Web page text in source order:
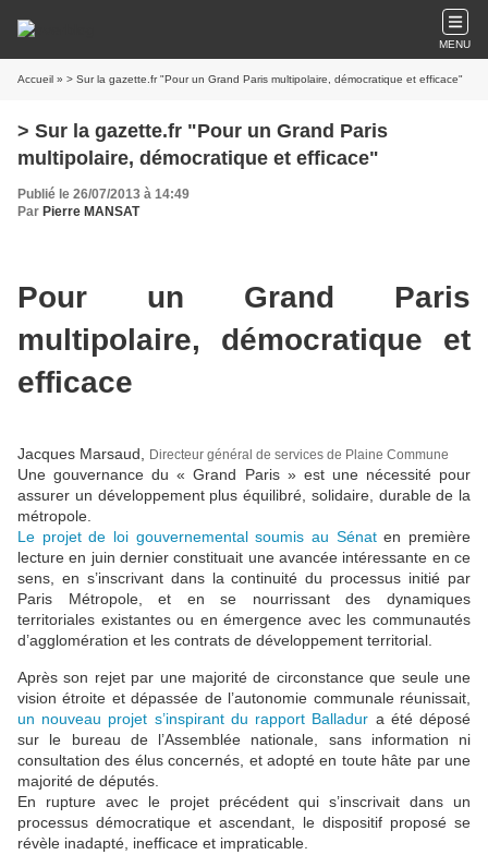
MENU
Accueil » > Sur la gazette.fr "Pour un Grand Paris multipolaire, démocratique et efficace"
> Sur la gazette.fr "Pour un Grand Paris
multipolaire, démocratique et efficace"
Publié le 26/07/2013 à 14:49
Par Pierre MANSAT
Pour un Grand Paris
multipolaire, démocratique et
efficace
Jacques Marsaud, Directeur général de services de Plaine Commune
Une gouvernance du « Grand Paris » est une nécessité pour
assurer un développement plus équilibré, solidaire, durable de la
métropole.
Le projet de loi gouvernemental soumis au Sénaten première
lecture en juin dernier constituait une avancée intéressante en ce
sens, en s’inscrivant dans la continuité du processus initié par
Paris Métropole, et en se nourrissant des dynamiques
territoriales existantes ou en émergence avec les communautés
d’agglomération et les contrats de développement territorial.
Après son rejet par une majorité de circonstance que seule une
vision étroite et dépassée de l’autonomie communale réunissait,
un nouveau projet s’inspirant du rapport Balladur a été déposé
sur le bureau de l’Assemblée nationale, sans information ni
consultation des élus concernés, et adopté en toute hâte par une
majorité de députés.
En rupture avec le projet précédent qui s’inscrivait dans un
processus démocratique et ascendant, le dispositif proposé se
révèle inadapté, inefficace et impraticable.